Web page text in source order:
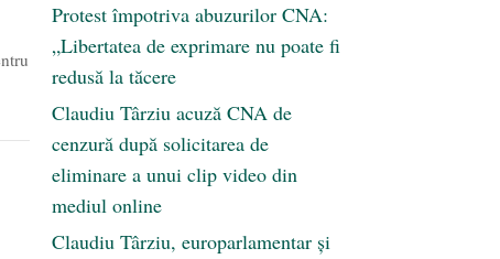
Protest împotriva abuzurilor CNA:
„Libertatea de exprimare nu poate fi
redusă la tăcere
Claudiu Târziu acuză CNA de
cenzură după solicitarea de
eliminare a unui clip video din
mediul online
Claudiu Târziu, europarlamentar și